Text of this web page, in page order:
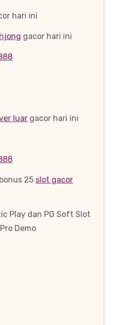
hari ini
gacor hari ini
luar gacor hari ini
25 slot gacor
Play dan PG Soft Slot
Demo